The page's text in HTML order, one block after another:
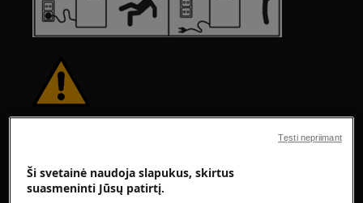
Ši svetainė naudoja slapukus, skirtus
suasmeninti Jūsų patirtį.
Tęsti nepriimant